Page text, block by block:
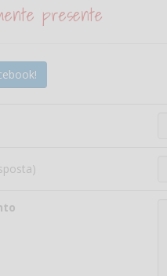
presente